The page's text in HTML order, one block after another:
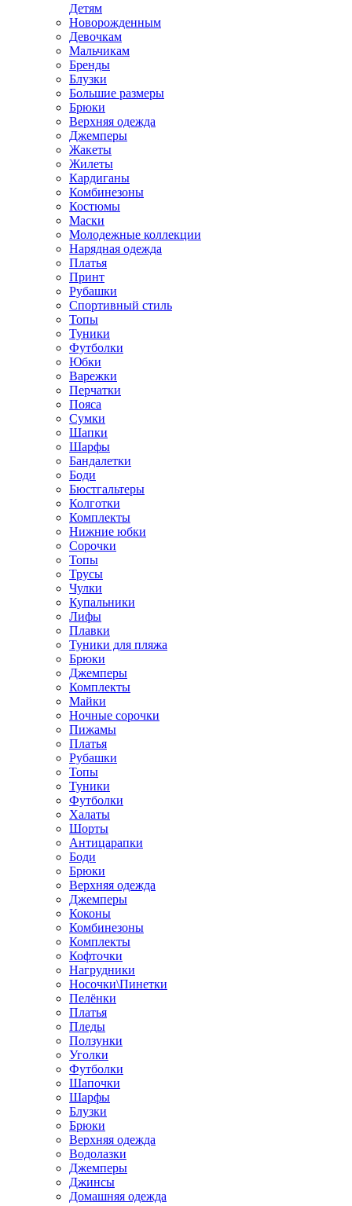
Детям
Новорожденным
Девочкам
Мальчикам
Бренды
Блузки
Большие размеры
Брюки
Верхняя одежда
Джемперы
Жакеты
Жилеты
Кардиганы
Комбинезоны
Костюмы
Маски
Молодежные коллекции
Нарядная одежда
Платья
Принт
Рубашки
Спортивный стиль
Топы
Туники
Футболки
Юбки
Варежки
Перчатки
Пояса
Сумки
Шапки
Шарфы
Бандалетки
Боди
Бюстгальтеры
Колготки
Комплекты
Нижние юбки
Сорочки
Топы
Трусы
Чулки
Купальники
Лифы
Плавки
Туники для пляжа
Брюки
Джемперы
Комплекты
Майки
Ночные сорочки
Пижамы
Платья
Рубашки
Топы
Туники
Футболки
Халаты
Шорты
Антицарапки
Боди
Брюки
Верхняя одежда
Джемперы
Коконы
Комбинезоны
Комплекты
Кофточки
Нагрудники
Носочки\Пинетки
Пелёнки
Платья
Пледы
Ползунки
Уголки
Футболки
Шапочки
Шарфы
Блузки
Брюки
Верхняя одежда
Водолазки
Джемперы
Джинсы
Домашняя одежда